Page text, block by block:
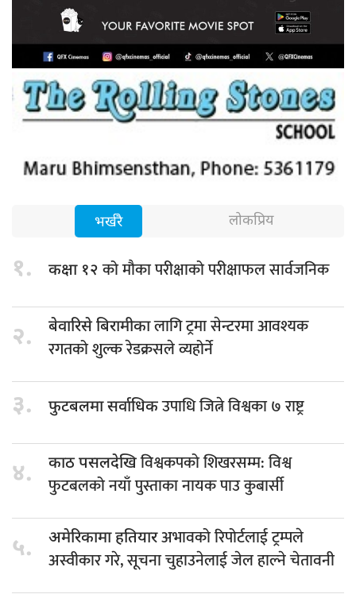
भर्खरै लोकप्रिय
१. कक्षा १२को मौका परीक्षाको परीक्षाफल सार्वजनिक
२. बेवारिसे बिरामीकालागि ट्रमा सेन्टरमा आवश्यक
रगतको शुल्क रेडक्रसले व्यहोर्ने
३. फुटबलमा सर्वाधिकउपाधि जित्ने विश्वका ७ राष्ट्र
४. काठ पसलदेखिविश्वकपको शिखरसम्म: विश्व
फुटबलको नयाँ पुस्ताका नायक पाउ कुबार्सी
५. अमेरिकामा हतियारअभावको रिपोर्टलाई ट्रम्पले
अस्वीकार गरे, सूचना चुहाउनेलाई जेल हाल्ने चेतावनी